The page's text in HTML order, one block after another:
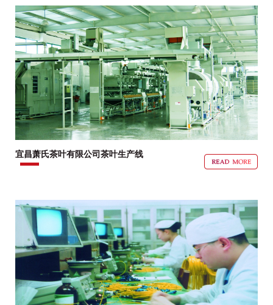
宜昌萧氏茶叶有限公司茶叶生产线